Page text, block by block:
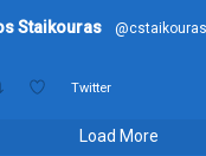
Staikouras @cstaikouras
Twitter
Load More